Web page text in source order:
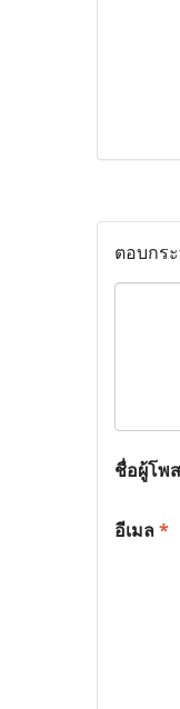
ตอบกร
ชื่อผู้โพส
อีเมล*